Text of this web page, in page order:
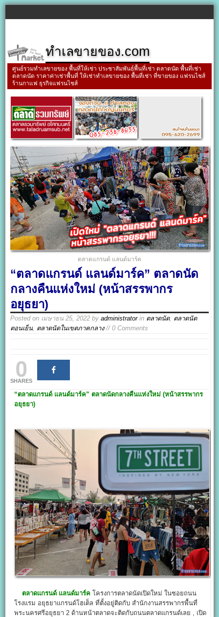
ทำเลขายของ.com
ศูนย์รวมทำเลขายของ พื้นที่ให้เช่า ประชาสัมพันธ์พื้นที่เช่า ตลาดนัด พื้นที่เช่า
ตลาดนัด ราคาค่าเช่าพื้นที่ ให้เช่าทำเลขายของ พื้นที่เช่า ที่ขายของ แฟรนไชส์
ร้านกาแฟ ธุรกิจแฟรนไชส์
ตลาดแกรนด์ แลนด์มาร์ค
“ตลาดแกรนด์ แลนด์มาร์ค” ตลาดนัด
กลางคืนแห่งใหม่ (หน้าสรรพากร
อยุธยา)
Posted on เมษายน 25, 2022 byadministratorin ตลาดนัด, ตลาดนัด
ตอนเย็น, ตลาดนัดในเขตภาคกลาง// 0 Comments
0
SHARES
“ตลาดแกรนด์ แลนด์มาร์ค” ตลาดนัดกลางคืนแห่งใหม่ (หน้าสรรพากร
อยุธยา)
ตลาดแกรนด์ แลนด์มาร์ค โครงการตลาดนัดเปิดใหม่ ในซอยถนน
โรงแรม อยุธยาแกรนด์โฮเต็ล ที่ตั้งอยู่ติดกับ สำนักงานสรรพากรพื้นที่
พระนครศรีอยุธยา 2 ด้านหน้าตลาดจะติดกับถนนตลาดแกรนด์เลย , เปิด